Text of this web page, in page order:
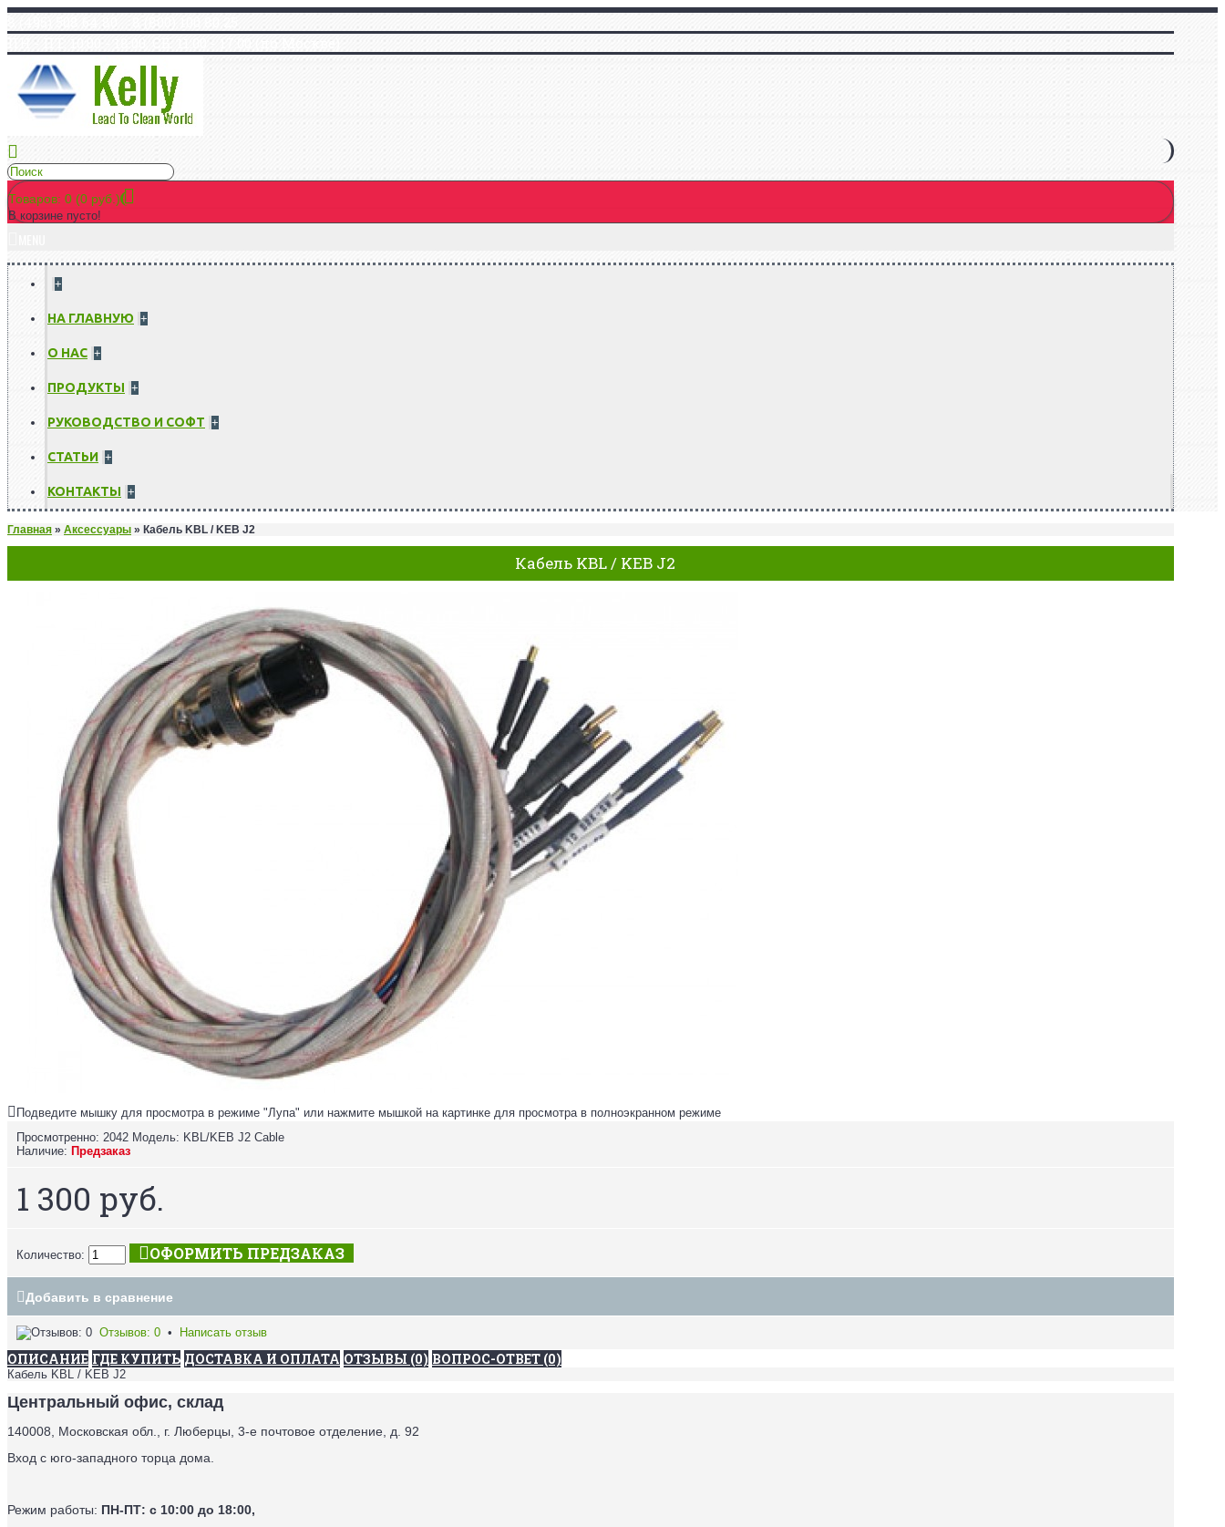
Товаров: 0 (0 руб.)
В корзине пусто!
+
НА ГЛАВНУЮ +
О НАС +
ПРОДУКТЫ +
РУКОВОДСТВО И СОФТ +
СТАТЬИ +
КОНТАКТЫ +
Главная » Аксессуары » Кабель KBL / KEB J2
Кабель KBL / KEB J2
Подведите мышку для просмотра в режиме "Лупа" или нажмите мышкой на картинке для просмотра в полноэкранном режиме
Просмотренно: 2042 Модель: KBL/KEB J2 Cable
Наличие: Предзаказ
1 300 руб.
Количество: ОФОРМИТЬ ПРЕДЗАКАЗ
Добавить в сравнение
Отзывов: 0 • Написать отзыв
ОПИСАНИЕ ГДЕ КУПИТЬ ДОСТАВКА И ОПЛАТА ОТЗЫВЫ (0) ВОПРОС-ОТВЕТ (0)
Кабель KBL / KEB J2
Центральный офис, склад
140008, Московская обл., г. Люберцы, 3-е почтовое отделение, д. 92
Вход с юго-западного торца дома.
Режим работы: ПН-ПТ: с 10:00 до 18:00,